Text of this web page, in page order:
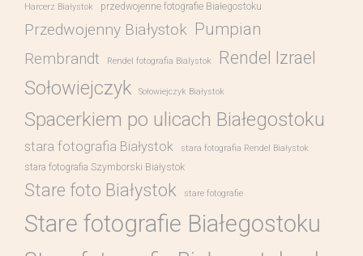
Harcerz Białystok przedwojenne fotografie Białegostoku
Przedwojenny Białystok Pumpian
Rembrandt Rendel fotografia Bialystok Rendel Izrael
Sołowiejczyk Sołowiejczyk Białystok
Spacerkiem po ulicach Białegostoku
stara fotografia Białystok stara fotografia Rendel Białystok
stara fotografia Szymborski Białystok
Stare foto Białystok stare fotografie
Stare fotografie Białegostoku